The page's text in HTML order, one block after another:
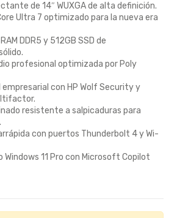
de 14″ WUXGA de alta definición.
Ultra 7 optimizado para la nueva era
DDR5 y 512GB SSD de
profesional optimizada por Poly
empresarial con HP Wolf Security y
resistente a salpicaduras para
con puertos Thunderbolt 4 y Wi-
11 Pro con Microsoft Copilot